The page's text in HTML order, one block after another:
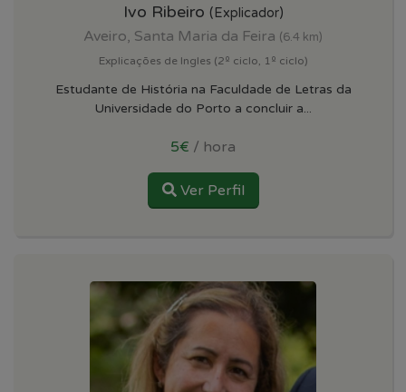
Ivo Ribeiro (Explicador)
Aveiro, Santa Maria da Feira (6.4 km)
Explicações de Ingles (2º ciclo, 1º ciclo)
Estudante de História na Faculdade de Letras da
Universidade do Porto a concluir a...
5€ / hora
Ver Perfil